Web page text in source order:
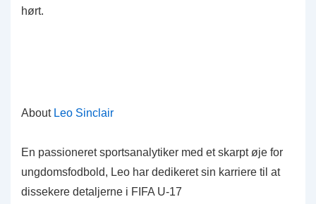
hørt.
About Leo Sinclair
En passioneret sportsanalytiker med et skarpt øje for
ungdomsfodbold, Leo har dedikeret sin karriere til at
dissekere detaljerne i FIFA U-17